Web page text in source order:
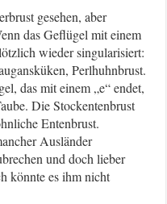
gesehen, aber
das Geflügel mit einem
wieder singularisiert:
Perlhuhnbrust.
das mit einem „e“ endet,
Die Stockentenbrust
Entenbrust.
Ausländer
und doch lieber
könnte es ihm nicht